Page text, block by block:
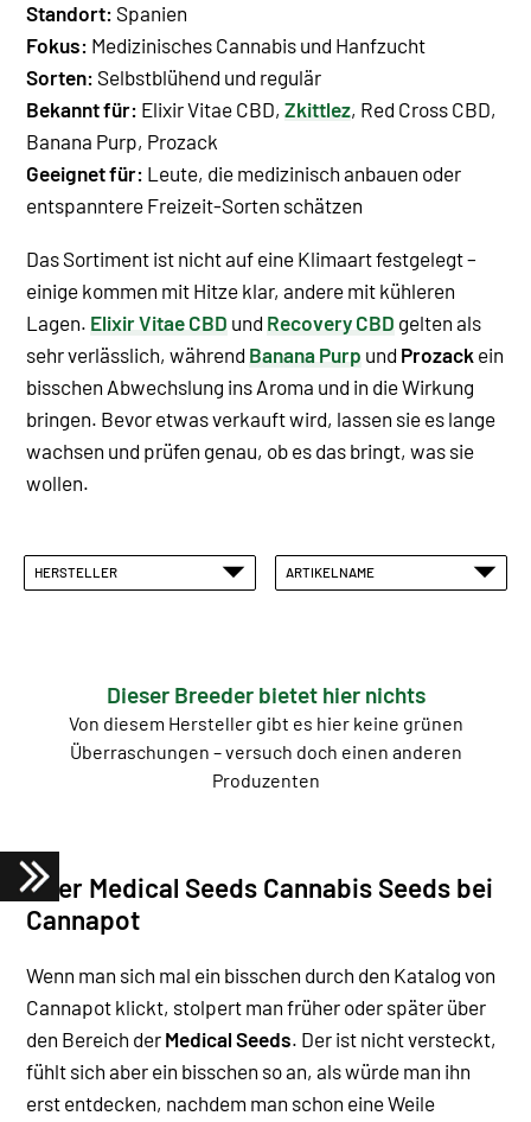
Standort: Spanien
Fokus: Medizinisches Cannabis und Hanfzucht
Sorten: Selbstblühend und regulär
Bekannt für: Elixir Vitae CBD, Zkittlez, Red Cross CBD,
Banana Purp, Prozack
Geeignet für: Leute, die medizinisch anbauen oder
entspanntere Freizeit-Sorten schätzen
Das Sortiment ist nicht auf eine Klimaart festgelegt –
einige kommen mit Hitze klar, andere mit kühleren
Lagen. Elixir Vitae CBD und Recovery CBD gelten als
sehr verlässlich, während Banana Purp und Prozack ein
bisschen Abwechslung ins Aroma und in die Wirkung
bringen. Bevor etwas verkauft wird, lassen sie es lange
wachsen und prüfen genau, ob es das bringt, was sie
wollen.
HERSTELLER ARTIKELNAME
Dieser Breeder bietet hier nichts
Von diesem Hersteller gibt es hier keine grünen
Überraschungen – versuch doch einen anderen
Produzenten
Über Medical Seeds Cannabis Seeds bei
Cannapot
Wenn man sich mal ein bisschen durch den Katalog von
Cannapot klickt, stolpert man früher oder später über
den Bereich der Medical Seeds. Der ist nicht versteckt,
fühlt sich aber ein bisschen so an, als würde man ihn
erst entdecken, nachdem man schon eine Weile